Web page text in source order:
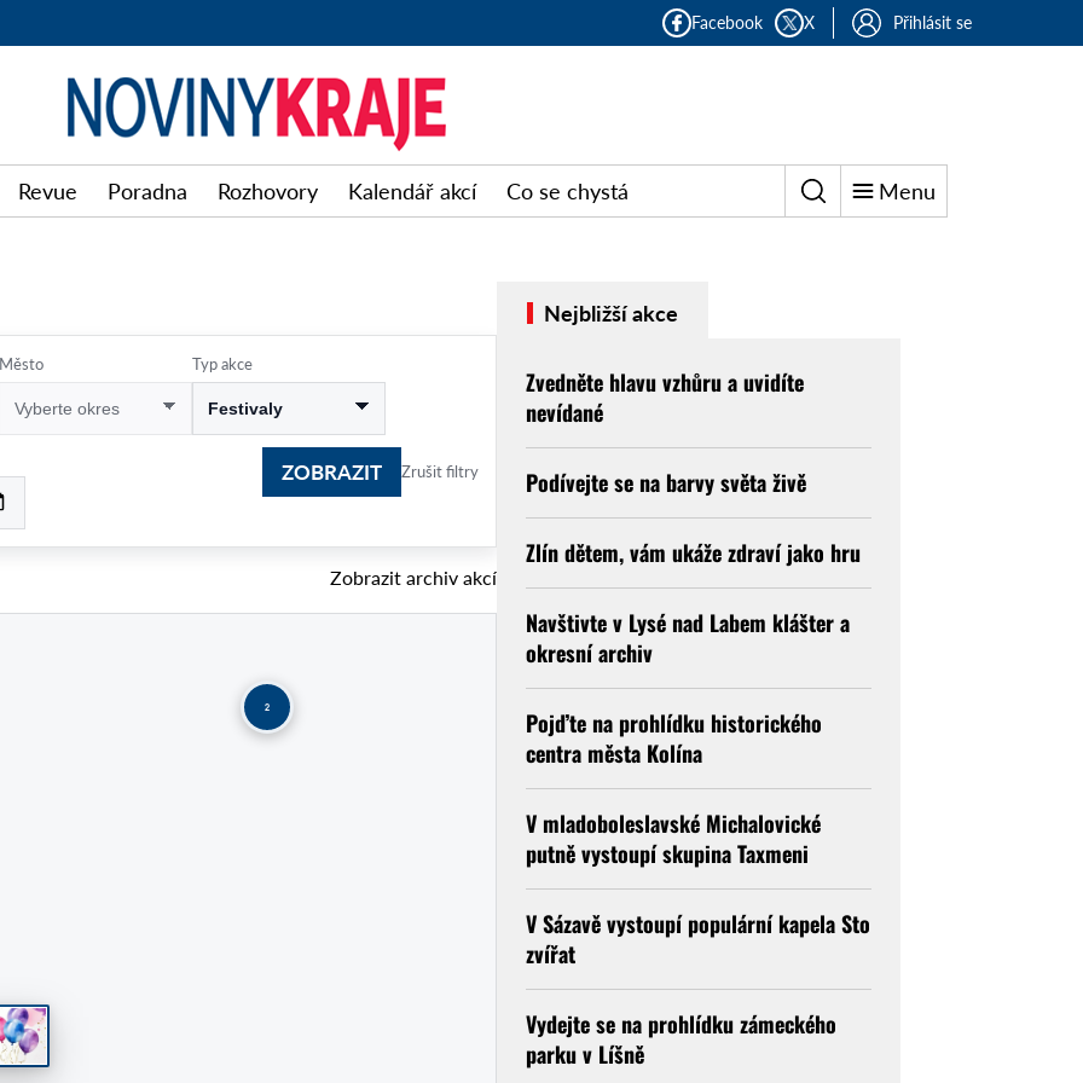
Facebook X Přihlásit se
Noviny
kraje
Revue Poradna Rozhovory Kalendář akcí Co se chystá Menu
Město Typ akce
ZOBRAZIT Zrušit filtry
Zobrazit archiv akcí
2
Nejbližší akce
Zvedněte hlavu vzhůru a uvidíte
nevídané
Podívejte se na barvy světa živě
Zlín dětem, vám ukáže zdraví jako hru
Navštivte v Lysé nad Labem klášter a
okresní archiv
Pojďte na prohlídku historického
centra města Kolína
V mladoboleslavské Michalovické
putně vystoupí skupina Taxmeni
V Sázavě vystoupí populární kapela Sto
zvířat
Vydejte se na prohlídku zámeckého
parku v Líšně